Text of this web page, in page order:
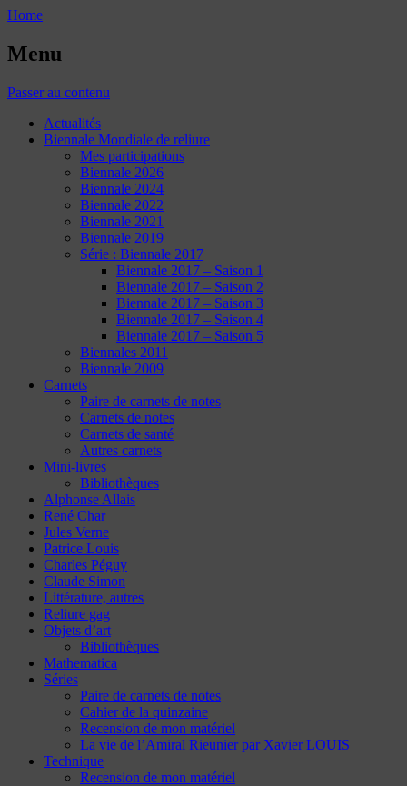
Home
Menu
Passer au contenu
Actualités
Biennale Mondiale de reliure
Mes participations
Biennale 2026
Biennale 2024
Biennale 2022
Biennale 2021
Biennale 2019
Série : Biennale 2017
Biennale 2017 – Saison 1
Biennale 2017 – Saison 2
Biennale 2017 – Saison 3
Biennale 2017 – Saison 4
Biennale 2017 – Saison 5
Biennales 2011
Biennale 2009
Carnets
Paire de carnets de notes
Carnets de notes
Carnets de santé
Autres carnets
Mini-livres
Bibliothèques
Alphonse Allais
René Char
Jules Verne
Patrice Louis
Charles Péguy
Claude Simon
Littérature, autres
Reliure gag
Objets d’art
Bibliothèques
Mathematica
Séries
Paire de carnets de notes
Cahier de la quinzaine
Recension de mon matériel
La vie de l’Amiral Rieunier par Xavier LOUIS
Technique
Recension de mon matériel